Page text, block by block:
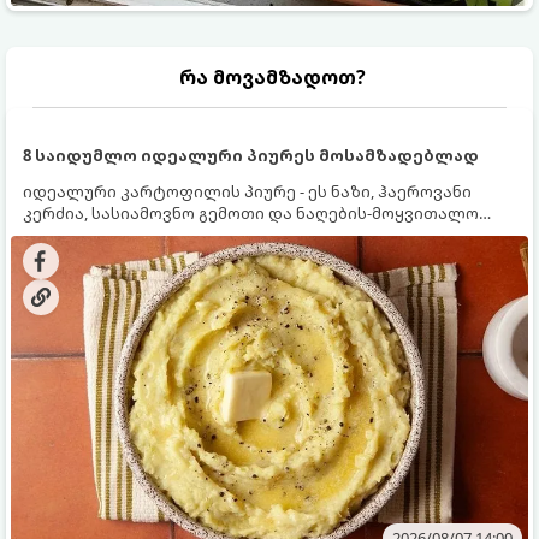
რა მოვამზადოთ?
8 საიდუმლო იდეალური პიურეს მოსამზადებლად
იდეალური კარტოფილის პიურე - ეს ნაზი, ჰაეროვანი
კერძია, სასიამოვნო გემოთი და ნაღების-მოყვითალო
ფერით. მისი მომზადება ძალიან მარტივია, მაგრამ
არსებობს რამდენიმე საიდუმლო, რომლებიც უნდა
იცოდეთ, რომ პიურე იდეალურად გემრიელი გამოვიდეს.